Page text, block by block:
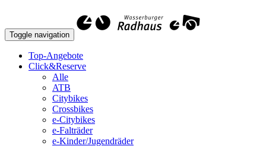
Toggle navigation
Top-Angebote
Click&Reserve
Alle
ATB
Citybikes
Crossbikes
e-Citybikes
e-Falträder
e-Kinder/Jugendräder